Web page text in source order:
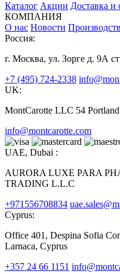
Каталог Акции Доставка и
КОМПАНИЯ
О нас Новости
Россия:
г. Москва, ул. Зорге д. 9А
+7 (495) 724-2338
UK:
MontCarotte LLC 54
info@montcarotte.com
UAE, Dubai :
AURORA LUXE PARA
TRADING L.L.C
+971556708834
Cyprus:
Office 401, Despina Sofia
Larnaca, Cyprus
+357 24 66 1151